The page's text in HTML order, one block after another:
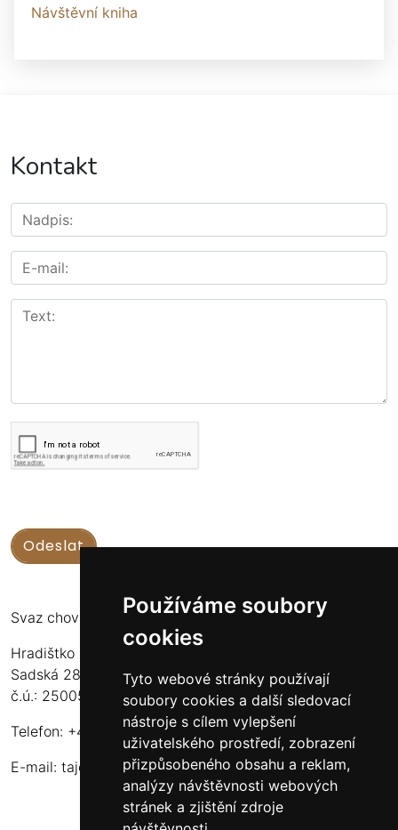
Používáme soubory
cookies
Tyto webové stránky používají
soubory cookies a další sledovací
nástroje s cílem vylepšení
uživatelského prostředí, zobrazení
přizpůsobeného obsahu a reklam,
analýzy návštěvnosti webových
stránek a zjištění zdroje
Návštěvní kniha
Kontakt
Svaz chovatelů koní Kinských
Hradištko u Sadské 126
Sadská 289 12
č.ú.: 2500556717/2010
Telefon: +420 724 135 536
E-mail: tajemnik@schkk.cz